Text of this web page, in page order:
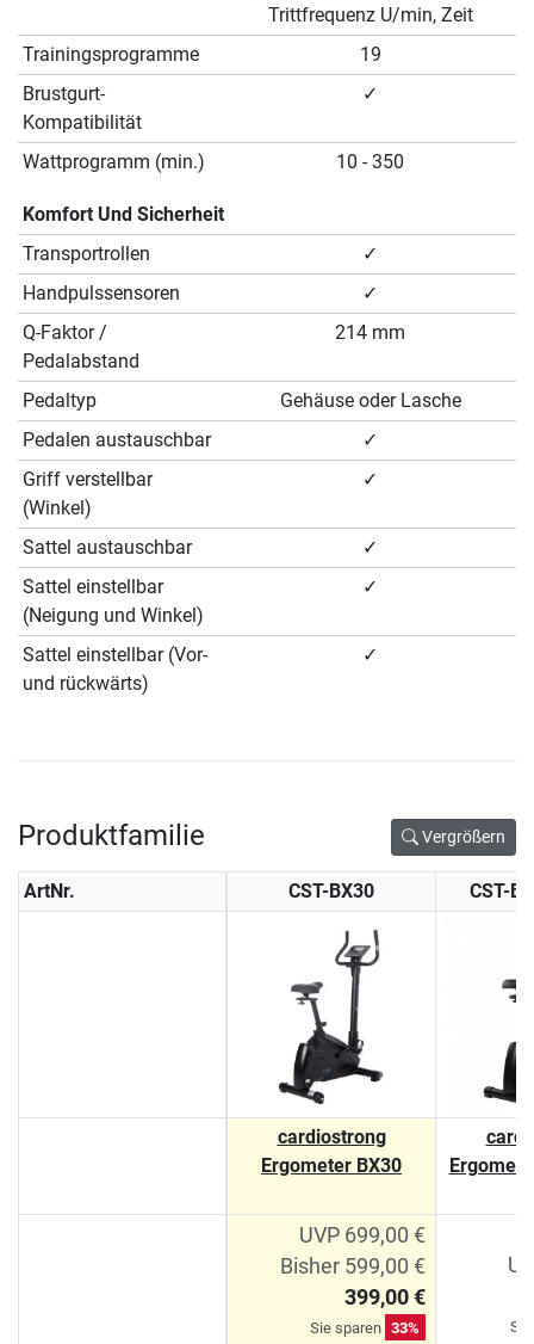
Trittfrequenz U/min, Zeit
Trainingsprogramme
19
Brustgurt-
Kompatibilität
✓
Wattprogramm (min.) 10 - 350
Komfort Und Sicherheit
Transportrollen
✓
Handpulssensoren
✓
Q-Faktor /
Pedalabstand
214 mm
Pedaltyp
Gehäuse oder Lasche
Pedalen austauschbar
✓
Griff verstellbar
(Winkel)
✓
Sattel austauschbar
✓
Sattel einstellbar
(Neigung und Winkel)
✓
Sattel einstellbar (Vor-
und rückwärts)
✓
Produktfamilie Vergrößern
ArtNr. CST-BX30 CST-
cardiostrong
Ergometer BX30
UVP 699,00 €
Bisher 599,00 €
399,00 €
Sie sparen 33%